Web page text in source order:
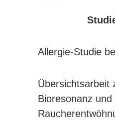
Allergie-Studie
Übersichtsarbeit
Bioresonanz und